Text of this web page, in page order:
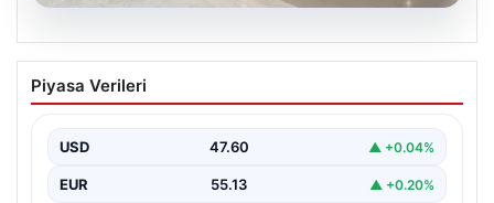
04.08.2026
Bahçe Mutfakları ve Prestijli Yaşam
Mekanları
yaşamaktadır. Baştan başa lüks villalarda ikamet eden…
Piyasa Verileri
USD 47.60 ▲ +0.04%
EUR 55.13 ▲ +0.20%